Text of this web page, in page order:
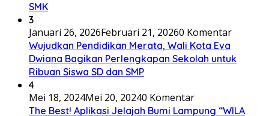
SMK
3
Januari 26, 2026Februari 21, 20260 Komentar
Wujudkan Pendidikan Merata, Wali Kota Eva
Dwiana Bagikan Perlengkapan Sekolah untuk
Ribuan Siswa SD dan SMP
4
Mei 18, 2024Mei 20, 20240 Komentar
The Best! Aplikasi Jelajah Bumi Lampung “WILA